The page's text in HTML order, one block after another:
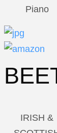
Piano
IRISH &